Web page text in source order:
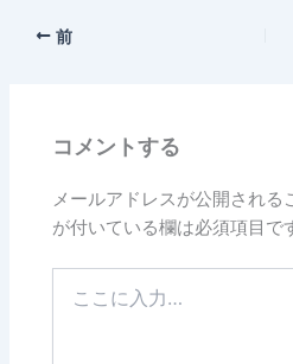
前
コメントする
メールアドレスが公開される
が付いている欄は必須項目で